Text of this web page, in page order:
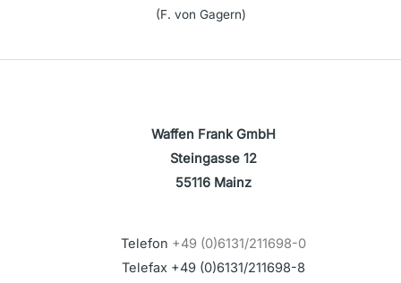
(F. von Gagern)
Waffen Frank GmbH
Steingasse 12
55116 Mainz
Telefon +49 (0)6131/211698-0
Telefax +49 (0)6131/211698-8